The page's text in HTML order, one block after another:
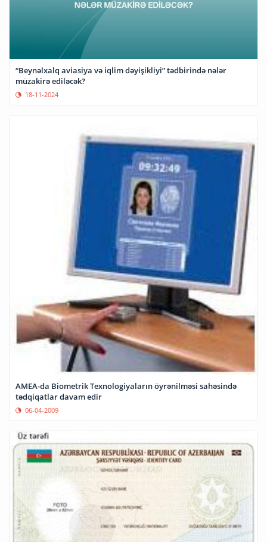
“Beynəlxalq aviasiya və iqlim dəyişikliyi” tədbirində nələr
müzakirə ediləcək?
18-11-2024
AMEA-da Biometrik Texnologiyaların öyrənilməsi sahəsində
tədqiqatlar davam edir
06-04-2009